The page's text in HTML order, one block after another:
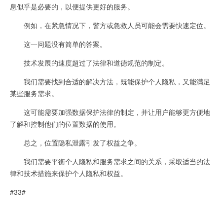
息似乎是必要的，以便提供更好的服务。
例如，在紧急情况下，警方或急救人员可能会需要快速定位。
这一问题没有简单的答案。
技术发展的速度超过了法律和道德规范的制定。
我们需要找到合适的解决方法，既能保护个人隐私，又能满足
某些服务需求。
这可能需要加强数据保护法律的制定，并让用户能够更方便地
了解和控制他们的位置数据的使用。
总之，位置隐私泄露引发了权益之争。
我们需要平衡个人隐私和服务需求之间的关系，采取适当的法
律和技术措施来保护个人隐私和权益。
#33#